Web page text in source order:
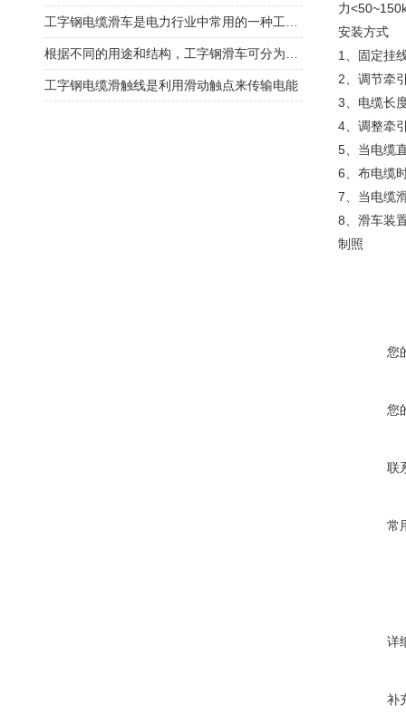
力
安装方式
1、固定挂
2、调节牵
3、电缆长
4、调整牵
5、当电缆
6、布电缆
7、当电缆
8、滑车装
制照
您
您
联
常
详
补
工字钢电缆滑触线是利用滑动触点来传输电能